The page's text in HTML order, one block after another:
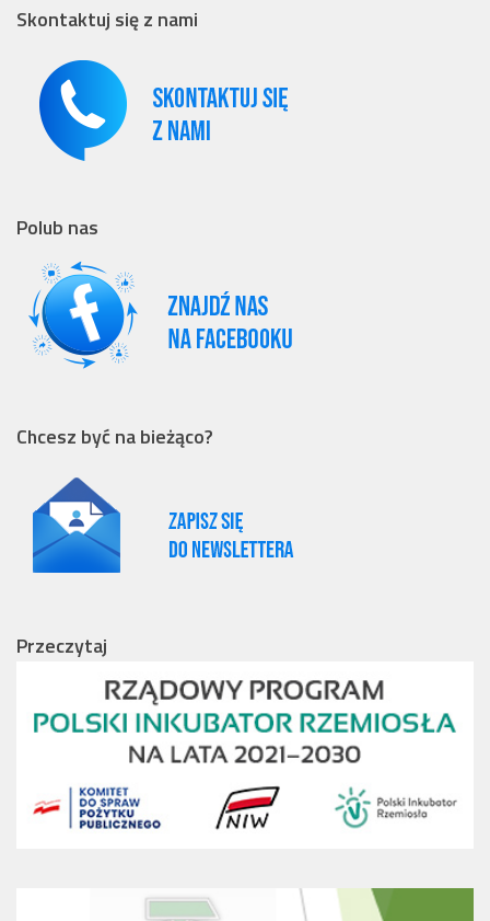
Skontaktuj się z nami
Polub nas
Chcesz być na bieżąco?
Przeczytaj